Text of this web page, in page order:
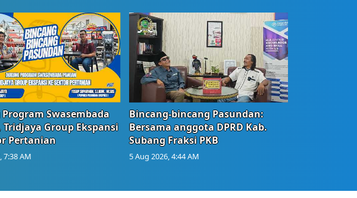
Swasembada
Tridjaya Group Ekspansi
Pertanian
7:38 AM
Bincang-bincang Pasundan:
Bersama anggota DPRD Kab.
Subang Fraksi PKB
5 Aug 2026, 4:44 AM